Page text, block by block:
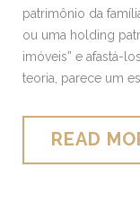
patrimônio da
ou uma holding
imóveis” e afastá-
teoria, parece um
READ